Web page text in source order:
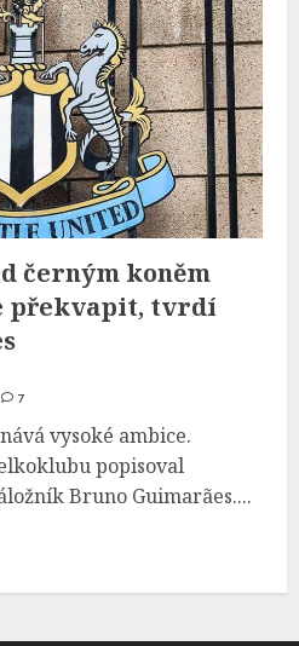
černým koněm
překvapit, tvrdí
7
vysoké ambice.
popisoval
Bruno Guimarães....